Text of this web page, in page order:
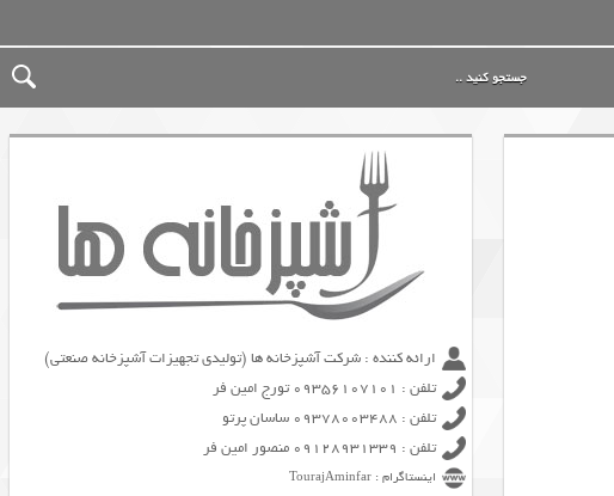
ارائه کننده : شرکت آشپزخانه ها (تولیدی تجهیزات آشپزخانه صنعتی)
تلفن : 09356107101 تورج امین فر
تلفن : 09378003488 ساسان پرتو
تلفن : 09128931339 منصور امین فر
اینستاگرام : TourajAminfar